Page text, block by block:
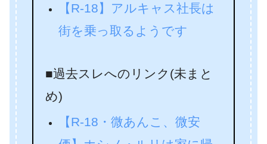
【R-18】アルキャス社長は
街を乗っ取るようです
■過去スレへのリンク(未まと
め)
【R-18・微あんこ、微安